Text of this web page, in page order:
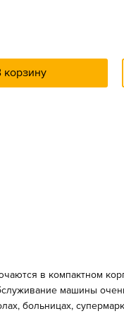
корзину
в компактном
машины
больницах,